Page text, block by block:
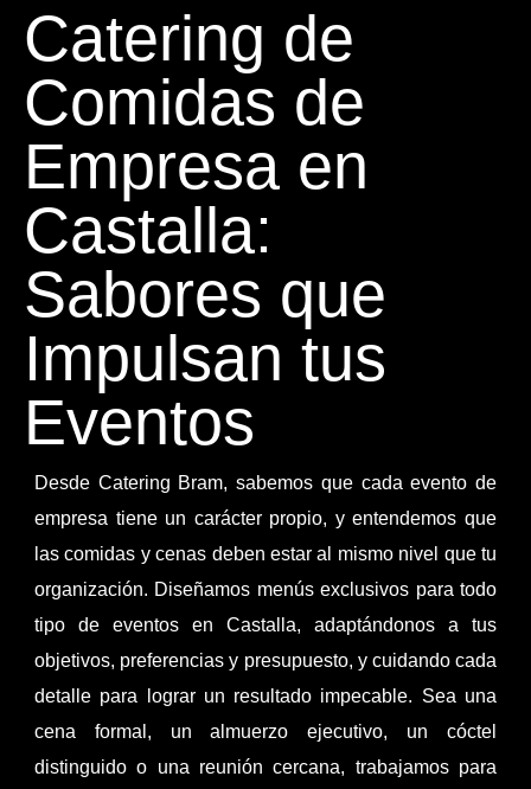
Catering de
Comidas de
Empresa en
Castalla:
Sabores que
Impulsan tus
Eventos
Desde Catering Bram, sabemos que cada evento de
empresa tiene un carácter propio, y entendemos que
las comidas y cenas deben estar al mismo nivel que tu
organización. Diseñamos menús exclusivos para todo
tipo de eventos en Castalla, adaptándonos a tus
objetivos, preferencias y presupuesto, y cuidando cada
detalle para lograr un resultado impecable. Sea una
cena formal, un almuerzo ejecutivo, un cóctel
distinguido o una reunión cercana, trabajamos para